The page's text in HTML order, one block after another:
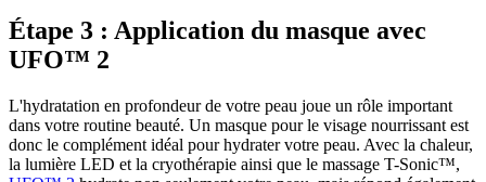
Étape 3 : Application du masque avec
UFO™ 2
L'hydratation en profondeur de votre peau joue un rôle important
dans votre routine beauté. Un masque pour le visage nourrissant est
donc le complément idéal pour hydrater votre peau. Avec la chaleur,
la lumière LED et la cryothérapie ainsi que le massage T-Sonic™,